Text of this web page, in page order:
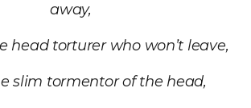
away,
head torturer who won’t leave,
slim tormentor of the head,